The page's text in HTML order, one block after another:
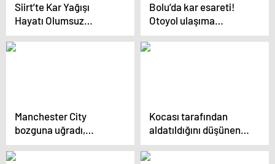
Siirt’te Kar Yağışı
Hayatı Olumsuz
Etkiliyor
Bolu’da kar esareti!
Otoyol ulaşıma
kapandı
Manchester City
bozguna uğradı,
Guardiola kariyerinde
bir ilki yaşadı
Kocası tarafından
aldatıldığını düşünen
kadın kendini yakmak
istedi